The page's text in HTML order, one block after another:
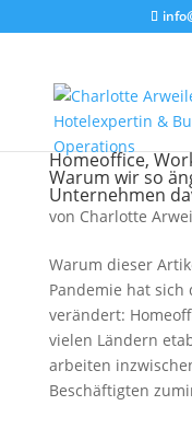
Homeoffice,
Warum wir so
Unternehmen
von Charlotte
Warum dieser
Pandemie hat
verändert:
vielen Ländern
arbeiten
Beschäftigten